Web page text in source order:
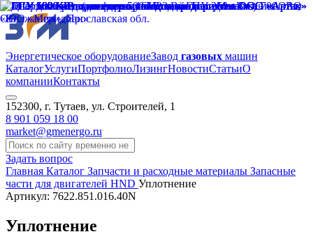
Энергетическое оборудованиеЗавод газовых машин
КаталогУслугиПортфолиоЛизингНовостиСтатьиО
компанииКонтакты
152300, г. Тутаев, ул. Строителей, 1
8 901 059 18 00
market@gmenergo.ru
Задать вопрос
Главная Каталог Запчасти и расходные материалы Запасные
части для двигателей HND Уплотнение
Артикул: 7622.851.016.40N
Уплотнение